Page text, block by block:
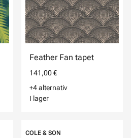
Feather Fan tapet
141,00 €
+4 alternativ
I lager
COLE & SON